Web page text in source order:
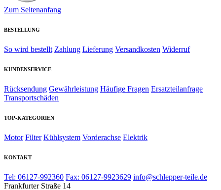
Zum Seitenanfang
BESTELLUNG
So wird bestellt Zahlung Lieferung Versandkosten Widerruf
KUNDENSERVICE
Rücksendung Gewährleistung Häufige Fragen Ersatzteilanfrage
Transportschäden
TOP-KATEGORIEN
Motor Filter Kühlsystem Vorderachse Elektrik
KONTAKT
Tel: 06127-992360 Fax: 06127-9923629 info@schlepper-teile.de
Frankfurter Straße 14